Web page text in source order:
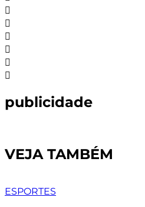
publicidade
VEJA TAMBÉM
ESPORTES